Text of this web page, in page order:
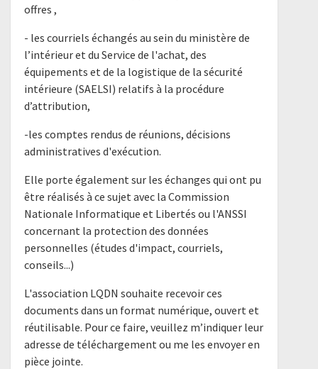
offres ,
- les courriels échangés au sein du ministère de
l’intérieur et du Service de l'achat, des
équipements et de la logistique de la sécurité
intérieure (SAELSI) relatifs à la procédure
d’attribution,
-les comptes rendus de réunions, décisions
administratives d'exécution.
Elle porte également sur les échanges qui ont pu
être réalisés à ce sujet avec la Commission
Nationale Informatique et Libertés ou l'ANSSI
concernant la protection des données
personnelles (études d'impact, courriels,
conseils...)
L'association LQDN souhaite recevoir ces
documents dans un format numérique, ouvert et
réutilisable. Pour ce faire, veuillez m’indiquer leur
adresse de téléchargement ou me les envoyer en
pièce jointe.